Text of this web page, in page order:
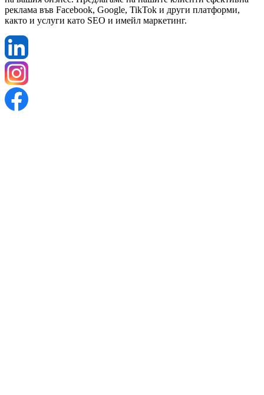
реклама във Facebook, Google, TikTok и други платформи,
както и услуги като SEO и имейл маркетинг.